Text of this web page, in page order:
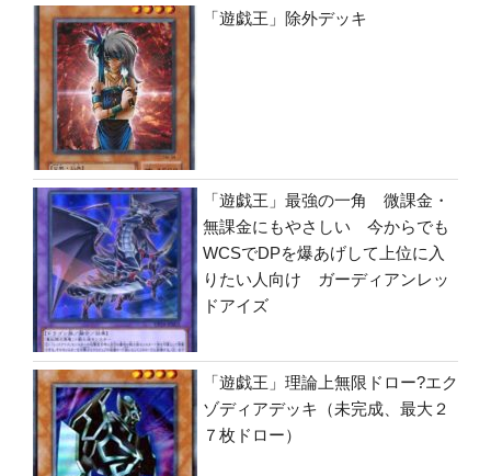
「遊戯王」除外デッキ
「遊戯王」最強の一角 微課金・
無課金にもやさしい 今からでも
WCSでDPを爆あげして上位に入
りたい人向け ガーディアンレッ
ドアイズ
「遊戯王」理論上無限ドロー?エク
ゾディアデッキ（未完成、最大２
７枚ドロー）